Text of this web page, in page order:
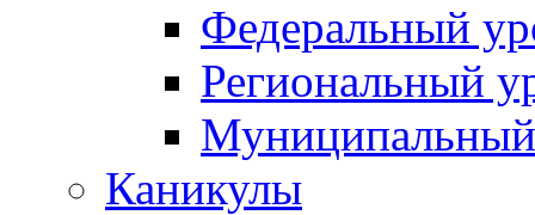
Федеральный
Региональный
Каникулы